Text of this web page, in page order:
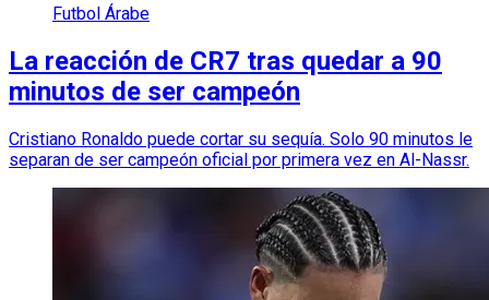
Futbol Árabe
La reacción de CR7 tras quedar a 90
minutos de ser campeón
Cristiano Ronaldo puede cortar su sequía. Solo 90 minutos le
separan de ser campeón oficial por primera vez en Al-Nassr.